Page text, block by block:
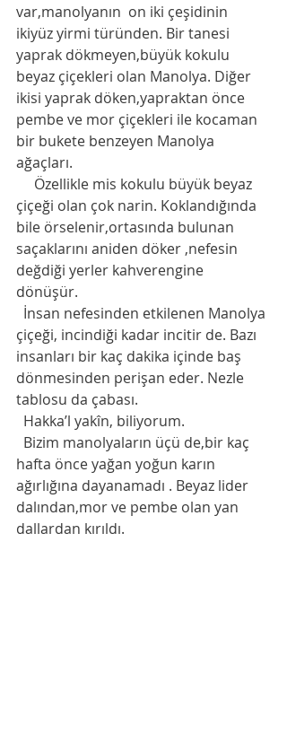
var,manolyanın  on iki çeşidinin
ikiyüz yirmi türünden. Bir tanesi
yaprak dökmeyen,büyük kokulu
beyaz çiçekleri olan Manolya. Diğer
ikisi yaprak döken,yapraktan önce
pembe ve mor çiçekleri ile kocaman
bir bukete benzeyen Manolya
ağaçları.
çiçeği olan çok narin. Koklandığında
bile örselenir,ortasında bulunan
saçaklarını aniden döker ,nefesin
değdiği yerler kahverengine
dönüşür.
çiçeği, incindiği kadar incitir de. Bazı
insanları bir kaç dakika içinde baş
dönmesinden perişan eder. Nezle
tablosu da çabası.
  Hakka’l yakîn, biliyorum.
hafta önce yağan yoğun karın
ağırlığına dayanamadı . Beyaz lider
dalından,mor ve pembe olan yan
dallardan kırıldı.